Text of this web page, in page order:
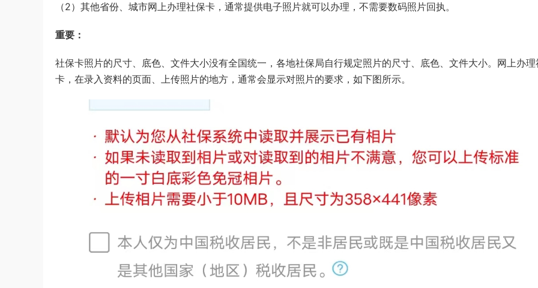
（2）其他省份、城市网上办理社保卡，通常提供电子照片就可以办理，不需要数码照片回执。
重要：
社保卡照片的尺寸、底色、文件大小没有全国统一，各地社保局自行规定照片的尺寸、底色、文件大小。网上办理
卡，在录入资料的页面、上传照片的地方，通常会显示对照片的要求，如下图所示。